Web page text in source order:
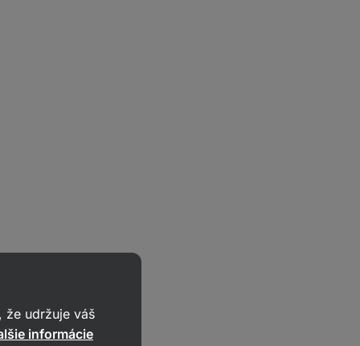
že udržuje váš
informácie